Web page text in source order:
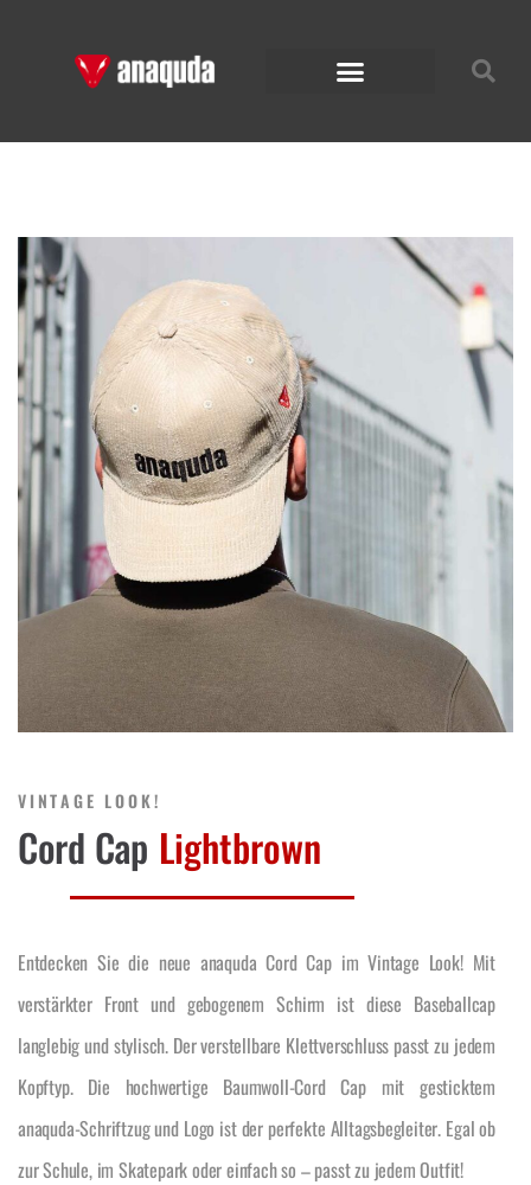
VINTAGE LOOK!
Cord Cap Lightbrown
Entdecken Sie die neue anaquda Cord Cap im Vintage Look! Mit
verstärkter Front und gebogenem Schirm ist diese Baseballcap
langlebig und stylisch. Der verstellbare Klettverschluss passt zu jedem
Kopftyp. Die hochwertige Baumwoll-Cord Cap mit gesticktem
anaquda-Schriftzug und Logo ist der perfekte Alltagsbegleiter. Egal ob
zur Schule, im Skatepark oder einfach so – passt zu jedem Outfit!